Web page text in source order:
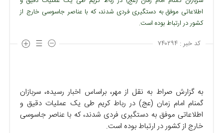
اطلاعاتی موفق به دستگیری فردی شدند، که با عناصر جاسوسی خارج از
کشور در ارتباط بوده است.
کد خبر : ۷۴۰۲۹۴
به گزارش صراط به نقل از مهر، براساس اخبار رسیده، سربازان
گمنام امام زمان (عج) در رباط کریم طی یک عملیات دقیق و
اطلاعاتی موفق به دستگیری فردی شدند، که با عناصر جاسوسی
خارج از کشور در ارتباط بوده است.